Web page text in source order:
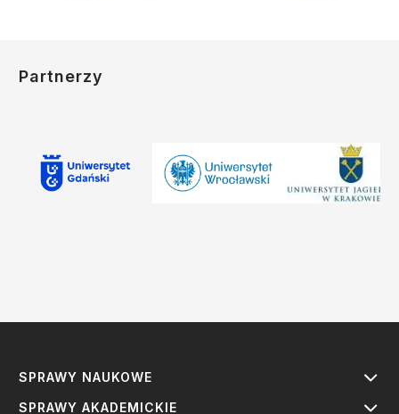
Partnerzy
SPRAWY NAUKOWE
SPRAWY AKADEMICKIE